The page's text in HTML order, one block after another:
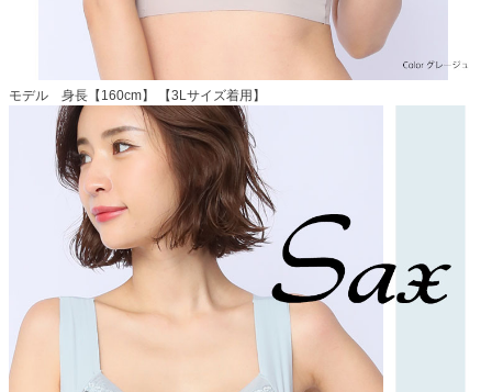
モデル 身長【160cm】 【3Lサイズ着用】